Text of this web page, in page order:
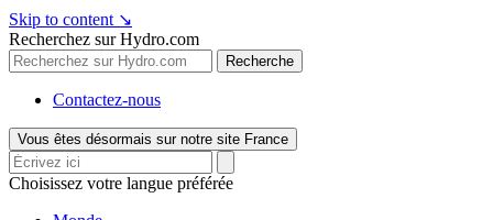
Skip to content ↘
Recherchez sur Hydro.com
Recherche
Contactez-nous
Vous êtes désormais sur notre site France
Choisissez votre langue préférée